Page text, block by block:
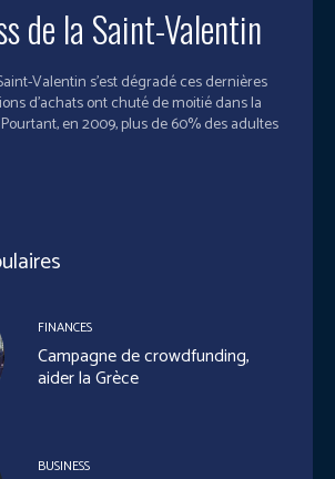
de la Saint-Valentin
Valentin s’est dégradé ces dernières
d’achats ont chuté de moitié dans la
en 2009, plus de 60% des adultes
FINANCES
Campagne de crowdfunding,
aider la Grèce
BUSINESS